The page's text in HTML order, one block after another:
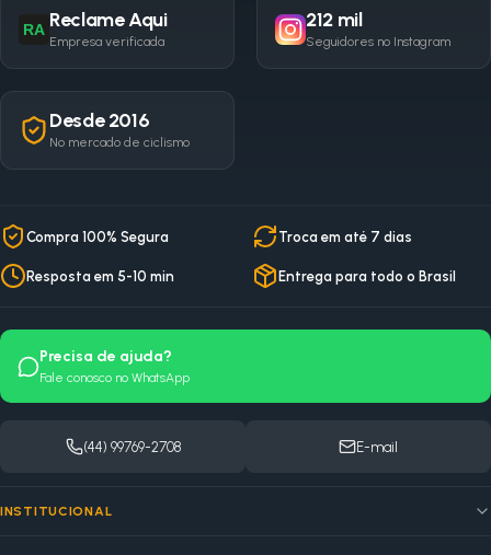
RA Reclame Aqui
Empresa verificada
212 mil
Seguidores no Instagram
Desde 2016
No mercado de ciclismo
Compra 100% Segura Troca em até 7 dias
Resposta em 5-10 min Entrega para todo o Brasil
Precisa de ajuda?
Fale conosco no WhatsApp
(44) 99769-2708 E-mail
INSTITUCIONAL